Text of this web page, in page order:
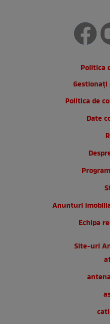
Politica
Politica de
Date
Anunturi
Echipa
Site-uri